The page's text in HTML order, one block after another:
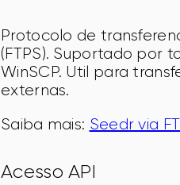
Protocolo de
(FTPS). Suportado por
WinSCP. Util para
externas.
Saiba mais: Seedr via
Acesso API